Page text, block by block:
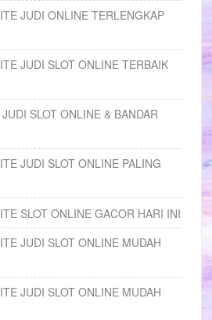
JUDI ONLINE TERLENGKAP
JUDI SLOT ONLINE TERBAIK
SLOT ONLINE & BANDAR
JUDI SLOT ONLINE PALING
SLOT ONLINE GACOR HARI INI
JUDI SLOT ONLINE MUDAH
JUDI SLOT ONLINE MUDAH